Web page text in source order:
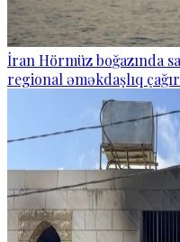
İran Hörmüz boğazında
regional əməkdaşlıq